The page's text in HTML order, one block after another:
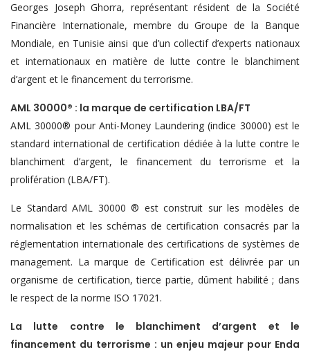
Georges Joseph Ghorra, représentant résident de la Société
Financière Internationale, membre du Groupe de la Banque
Mondiale, en Tunisie ainsi que d’un collectif d’experts nationaux
et internationaux en matière de lutte contre le blanchiment
d’argent et le financement du terrorisme.
AML 30000® : la marque de certification LBA/FT
AML 30000® pour Anti-Money Laundering (indice 30000) est le
standard international de certification dédiée à la lutte contre le
blanchiment d’argent, le financement du terrorisme et la
prolifération (LBA/FT).
Le Standard AML 30000 ® est construit sur les modèles de
normalisation et les schémas de certification consacrés par la
réglementation internationale des certifications de systèmes de
management. La marque de Certification est délivrée par un
organisme de certification, tierce partie, dûment habilité ; dans
le respect de la norme ISO 17021.
La lutte contre le blanchiment d’argent et le
financement du terrorisme : un enjeu majeur pour Enda